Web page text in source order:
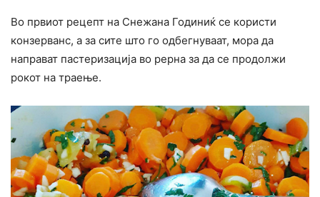
Во првиот рецепт на Снежана Годиниќ се користи
конзерванс, а за сите што го одбегнуваат, мора да
направат пастеризација во рерна за да се продолжи
рокот на траење.